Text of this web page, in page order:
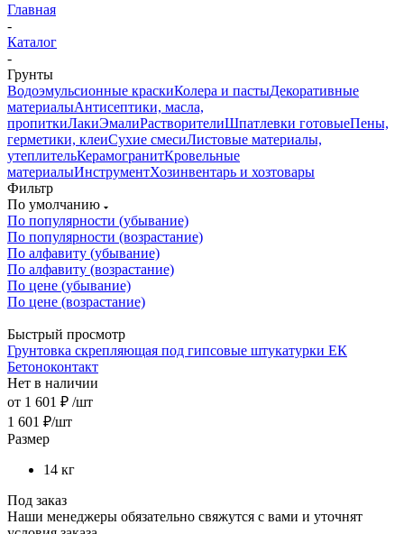
Главная
-
Каталог
-
Грунты
Водоэмульсионные краскиКолера и пастыДекоративные
материалыАнтисептики, масла,
пропиткиЛакиЭмалиРастворителиШпатлевки готовыеПены,
герметики, клеиСухие смесиЛистовые материалы,
утеплительКерамогранитКровельные
материалыИнструментХозинвентарь и хозтовары
Фильтр
По умолчанию
По популярности (убывание)
По популярности (возрастание)
По алфавиту (убывание)
По алфавиту (возрастание)
По цене (убывание)
По цене (возрастание)
Быстрый просмотр
Грунтовка скрепляющая под гипсовые штукатурки ЕК
Бетоноконтакт
Нет в наличии
от 1 601 ₽ /шт
1 601 ₽/шт
Размер
14 кг
Под заказ
Наши менеджеры обязательно свяжутся с вами и уточнят